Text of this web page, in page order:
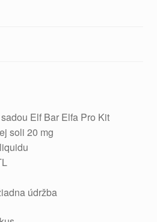
Elf Bar Elfa Pro Kit
soli 20 mg
údržba